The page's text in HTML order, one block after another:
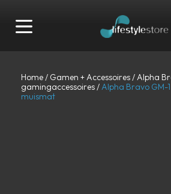
Home/ Gamen + Accessoires/Alpha
gamingaccessoires/Alpha Bravo GM-
muismat